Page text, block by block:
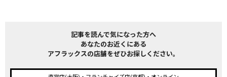
記事を読んで気になった方へ
あなたのお近くにある
アフラックスの店舗をぜひお探しください。